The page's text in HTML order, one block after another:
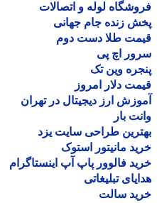
لوله و اتصالات
زنده جام جهانی
طلا دست دوم
اچ پی
وین تک
دلار امروز
ارز دیجیتال در تهران
بار
طراحی سایت یزد
مانیتور استوک
فالوور پاپ آپ اینستاگرام
تبلیغاتی
سالت